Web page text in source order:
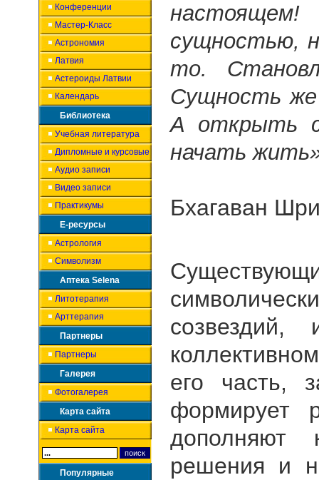
Конференции
Мастер-Класс
Астрономия
Латвия
Астероиды Латвии
Календарь
Библиотека
Учебная литература
Дипломные и курсовые
Аудио записи
Видео записи
Практикумы
Е-ресурсы
Астрология
Символизм
Аптека Selena
Литотерапия
Арттерапия
Партнеры
Партнеры
Галерея
Фотогалерея
Карта сайта
Карта сайта
Популярные
сущностью,
то.
Сущность
А открыть
начать жить
Бхагаван
его часть,
формирует
дополняют
решения и